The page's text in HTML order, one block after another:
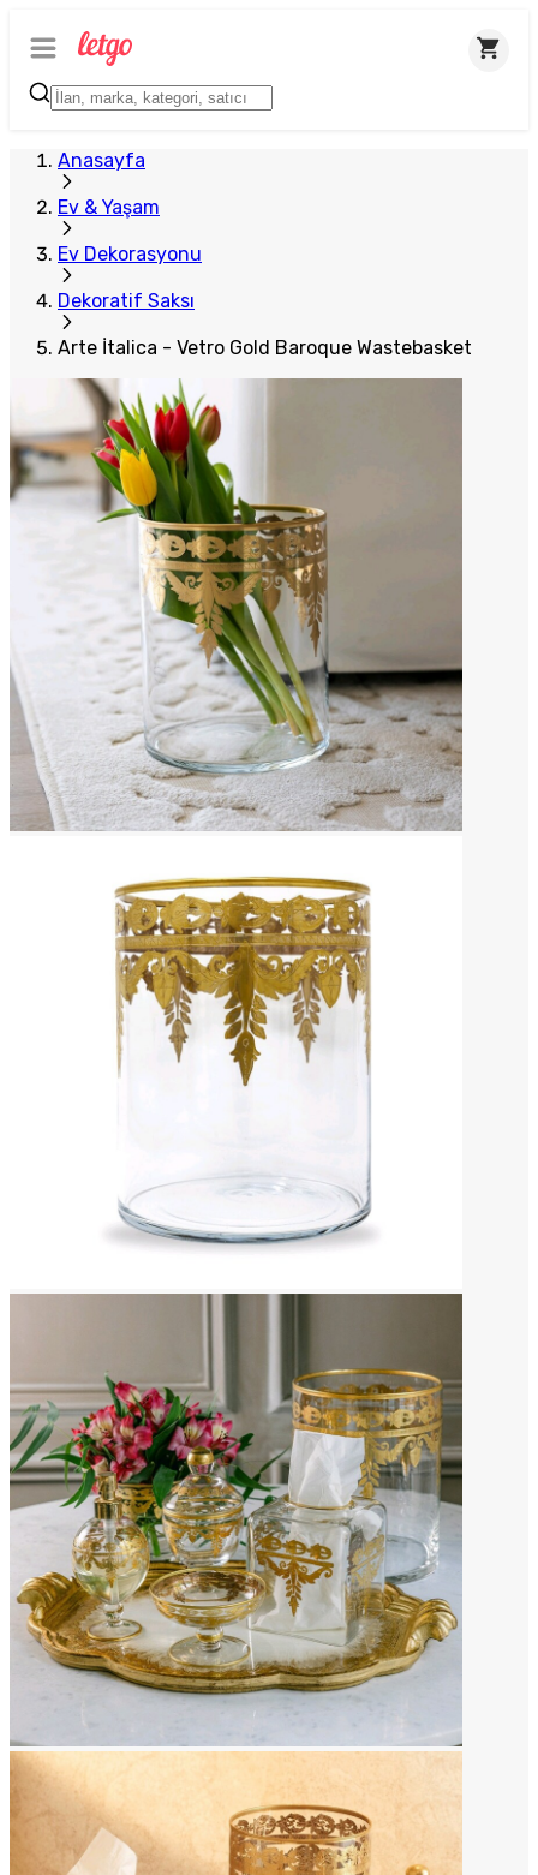
Anasayfa
Ev & Yaşam
Ev Dekorasyonu
Dekoratif Saksı
Arte İtalica - Vetro Gold Baroque Wastebasket
Plus Satıcı